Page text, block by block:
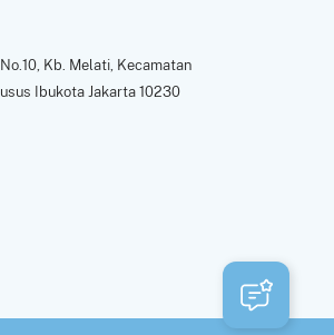
Kb. Melati, Kecamatan
Ibukota Jakarta 10230